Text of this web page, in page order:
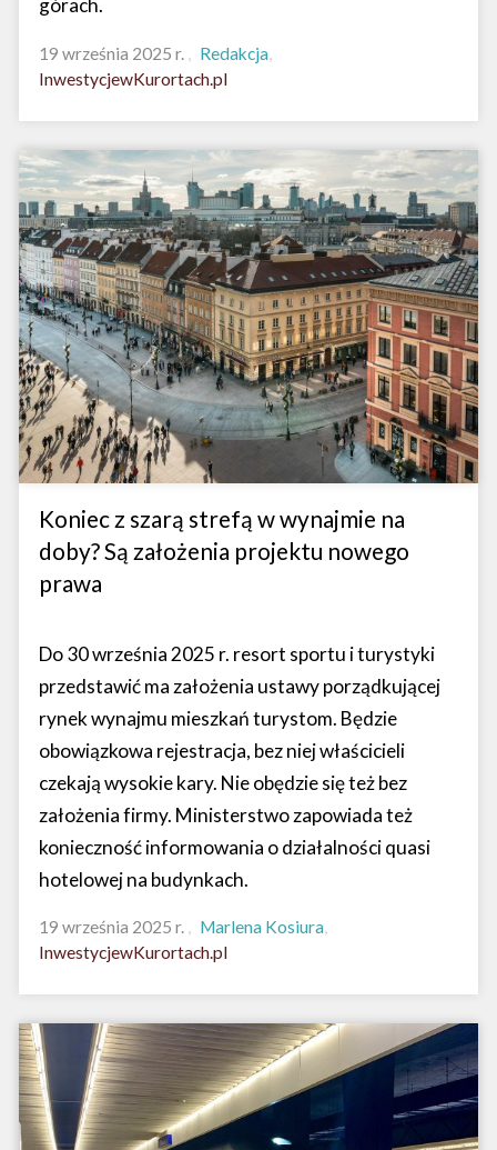
górach.
19 września 2025 r.
Redakcja
InwestycjewKurortach.pl
Koniec z szarą strefą w wynajmie na
doby? Są założenia projektu nowego
prawa
Do 30 września 2025 r. resort sportu i turystyki
przedstawić ma założenia ustawy porządkującej
rynek wynajmu mieszkań turystom. Będzie
obowiązkowa rejestracja, bez niej właścicieli
czekają wysokie kary. Nie obędzie się też bez
założenia firmy. Ministerstwo zapowiada też
konieczność informowania o działalności quasi
hotelowej na budynkach.
19 września 2025 r.
Marlena Kosiura
InwestycjewKurortach.pl